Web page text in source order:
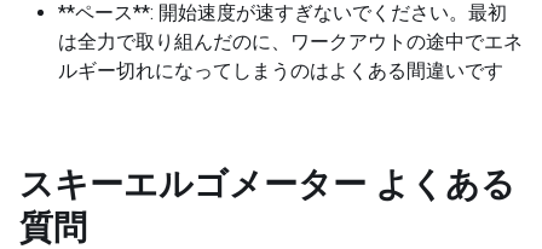
**ペース**: 開始速度が速すぎないでください。最初
は全力で取り組んだのに、ワークアウトの途中でエネ
ルギー切れになってしまうのはよくある間違いです
スキーエルゴメーター よくある
質問